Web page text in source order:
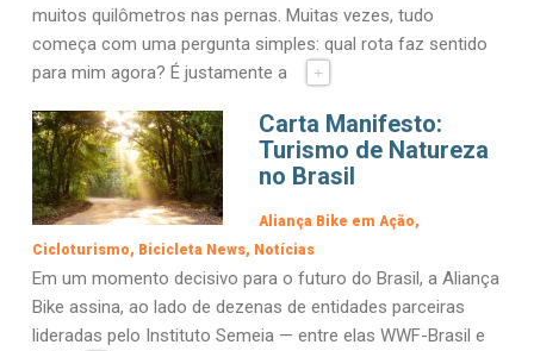
muitos quilômetros nas pernas. Muitas vezes, tudo
começa com uma pergunta simples: qual rota faz sentido
para mim agora? É justamente a
+
Carta Manifesto:
Turismo de Natureza
no Brasil
Aliança Bike em Ação
Cicloturismo
Bicicleta News Notícias
Em um momento decisivo para o futuro do Brasil, a Aliança
Bike assina, ao lado de dezenas de entidades parceiras
lideradas pelo Instituto Semeia — entre elas WWF-Brasil e